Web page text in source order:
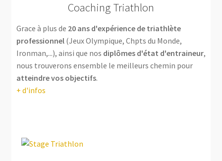
Coaching Triathlon
Grace à plus de 20 ans d'expérience de triathlète
professionnel(Jeux Olympique, Chpts du Monde,
Ironman,...), ainsi que nos diplômes d'état d'entraineur,
nous trouverons ensemble le meilleurs chemin pour
atteindre vos objectifs.
+ d'infos